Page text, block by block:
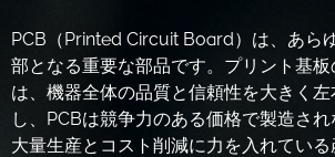
イベント
お問い合わせ
PCB（Printed Circuit Board）は、あら
部となる重要な部品です。プリント基
は、機器全体の品質と信頼性を大きく
し、PCBは競争力のある価格で製造され
大量生産とコスト削減に力を入れてい